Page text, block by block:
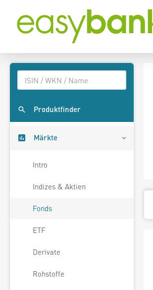
Produktfinder
Märkte
Intro
Indizes & Aktien
Fonds
ETF
Derivate
Rohstoffe